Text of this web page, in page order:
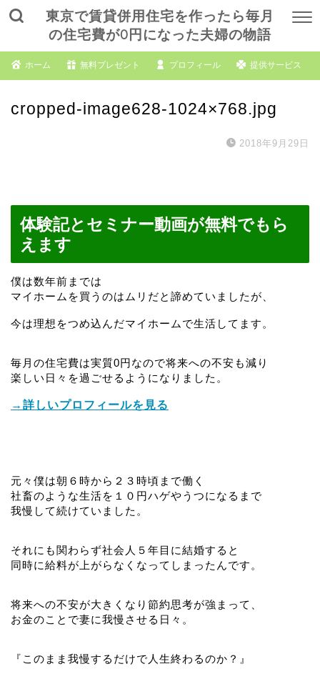
東京で賃貸併用住宅を作ったら毎月
の住宅費が0円になった夫婦の物語
ホーム 無料プレゼント プロフィール 提供サービス
cropped-image628-1024×768.jpg
2018年9月29日
体験記とセミナー動画が無料でもら
えます
僕は数年前までは
マイホームを買うのはムリだと諦めていましたが、
今は理想をつめ込んだマイホームで生活してます。
毎月の住宅費は実質0円なので将来への不安も減り
楽しい日々を過ごせるようになりました。
→詳しいプロフィールを見る
元々僕は朝６時から２３時頃まで働く
社畜のような生活を１０円ハゲやうつになるまで
我慢して続けていました。
それにも関わらず社会人５年目に結婚すると
同時に給料が上がらなくなってしまったんです。
将来への不安が大きくなり節約思考が強まって、
お金のことで妻に我慢させる日々。
『このまま我慢するだけで人生終わるのか？』